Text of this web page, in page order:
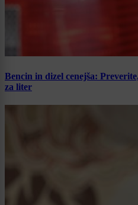
Bencin in dizel cenejša:
za liter